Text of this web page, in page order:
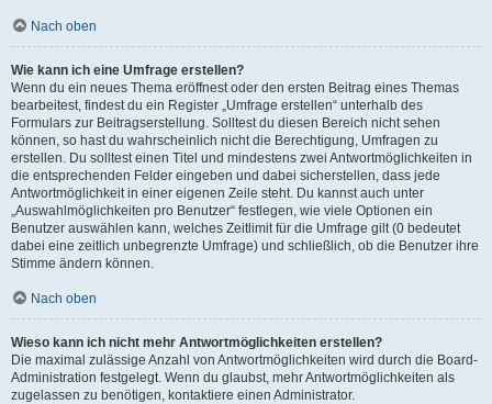
Nach oben
Wie kann ich eine Umfrage erstellen?
Wenn du ein neues Thema eröffnest oder den ersten Beitrag eines Themas
bearbeitest, findest du ein Register „Umfrage erstellen“ unterhalb des
Formulars zur Beitragserstellung. Solltest du diesen Bereich nicht sehen
können, so hast du wahrscheinlich nicht die Berechtigung, Umfragen zu
erstellen. Du solltest einen Titel und mindestens zwei Antwortmöglichkeiten in
die entsprechenden Felder eingeben und dabei sicherstellen, dass jede
Antwortmöglichkeit in einer eigenen Zeile steht. Du kannst auch unter
„Auswahlmöglichkeiten pro Benutzer“ festlegen, wie viele Optionen ein
Benutzer auswählen kann, welches Zeitlimit für die Umfrage gilt (0 bedeutet
dabei eine zeitlich unbegrenzte Umfrage) und schließlich, ob die Benutzer ihre
Stimme ändern können.
Nach oben
Wieso kann ich nicht mehr Antwortmöglichkeiten erstellen?
Die maximal zulässige Anzahl von Antwortmöglichkeiten wird durch die Board-
Administration festgelegt. Wenn du glaubst, mehr Antwortmöglichkeiten als
zugelassen zu benötigen, kontaktiere einen Administrator.